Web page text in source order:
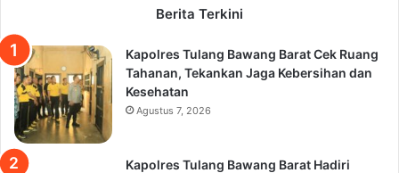
Berita Terkini
Kapolres Tulang Bawang Barat Cek Ruang
Tahanan, Tekankan Jaga Kebersihan dan
Kesehatan
Agustus 7, 2026
Kapolres Tulang Bawang Barat Hadiri